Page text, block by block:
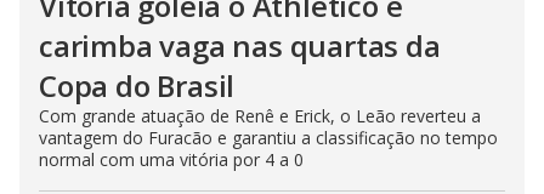
carimba vaga nas quartas da
Copa do Brasil
Com grande atuação de Renê e Erick, o Leão reverteu a
vantagem do Furacão e garantiu a classificação no tempo
normal com uma vitória por 4 a 0